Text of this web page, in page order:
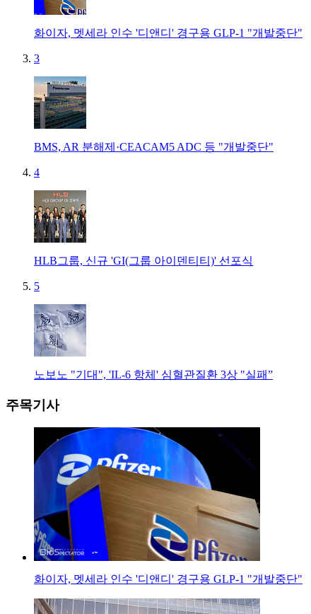
화이자, 멧세라 인수 '디앤디' 경구용 GLP-1 "개발중단"
3
BMS, AR 분해제·CEACAM5 ADC 등 "개발중단"
4
HLB그룹, 신규 'GI(그룹 아이덴티티)' 선포식
5
노보노 "기대", 'IL-6 항체' 심혈관질환 3상 "실패”
주목기사
화이자, 멧세라 인수 '디앤디' 경구용 GLP-1 "개발중단"